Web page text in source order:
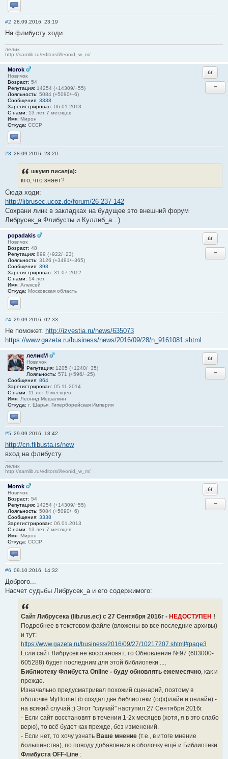
Отправить личное сообщение
#2 28.09.2016, 23:19
На флибусту ходи.
лелик
http://samlib.ru/editors/l/leonid_w_m/
Morok
Новичок
Возраст: 54
Репутация: 14254 (+14309/−55)
Лояльность: 5084 (+5090/−6)
Сообщения: 3338
Зарегистрирован: 06.01.2013
С нами: 13 лет 7 месяцев
Имя: Мирон
Откуда: СССР
Отправить личное сообщение
−
#3 28.09.2016, 23:20
шкумп писал(а):
кто, что знает?
Сюда ходи:
http://librusec.ucoz.de/forum/26-237-142
Сохрани линк в закладках на будущее это внешний форум
Либрусек_а Флибусты и Куллиб_а...)
popadakis
Новичок
Возраст: 48
Репутация: 899 (+922/−23)
Лояльность: 3126 (+3491/−365)
Сообщения: 398
Зарегистрирован: 31.07.2012
С нами: 14 лет
Имя: Алексей
Откуда: Московская область
Отправить личное сообщение
−
#4 29.09.2016, 02:33
Не поможет. http://izvestia.ru/news/635073
https://www.gazeta.ru/business/news/2016/09/28/n_9161081.shtml
леликМ
Новичок
Репутация: 1205 (+1240/−35)
Лояльность: 571 (+596/−25)
Сообщения: 864
Зарегистрирован: 05.11.2014
С нами: 11 лет 9 месяцев
Имя: Леонид Мешалкин
Откуда: г. Шарья, Гиперборейская Империя
Отправить личное сообщение
−
#5 29.09.2016, 18:42
http://cn.flibusta.is/new
вход на флибусту
лелик
http://samlib.ru/editors/l/leonid_w_m/
Morok
Новичок
Возраст: 54
Репутация: 14254 (+14309/−55)
Лояльность: 5084 (+5090/−6)
Сообщения: 3338
Зарегистрирован: 06.01.2013
С нами: 13 лет 7 месяцев
Имя: Мирон
Откуда: СССР
Отправить личное сообщение
−
#6 09.10.2016, 14:32
Доброго...
Насчет судьбы Либрусек_а и его содержимого:
Сайт Либрусека (lib.rus.ec) с 27 Сентября 2016г - НЕДОСТУПЕН !
Подробнее в текстовом файле (вложены во все последние архивы)
и тут:
https://www.gazeta.ru/business/2016/09/27/10217207.shtml#page3
Если сайт Либрусек не восстановят, то Обновление №97 (603000-
605288) будет последним для этой библиотеки ...,
Библиотеку Флибуста Online - буду обновлять ежемесячно, как и
прежде.
Изначально предусматривал похожий сценарий, поэтому в
оболочке MyHomeLib создал две библиотеки (оффлайн и онлайн) -
на всякий случай :) Этот "случай" наступил 27 Сентября 2016г.
- Если сайт восстановят в течении 1-2х месяцев (хотя, я в это слабо
верю), то всё будет как прежде, без изменений.
- Если нет, то хочу узнать Ваше мнение (т.е., в итоге мнение
большинства), по поводу добавления в оболочку ещё и Библиотеки
Флибуста OFF-Line :